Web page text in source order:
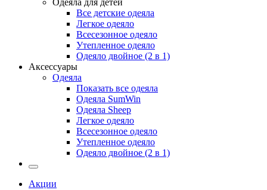
Одеяла для детей
Все детские одеяла
Легкое одеяло
Всесезонное одеяло
Утепленное одеяло
Одеяло двойное (2 в 1)
Аксессуары
Одеяла
Показать все одеяла
Одеяла SumWin
Одеяла Sheep
Легкое одеяло
Всесезонное одеяло
Утепленное одеяло
Одеяло двойное (2 в 1)
Акции